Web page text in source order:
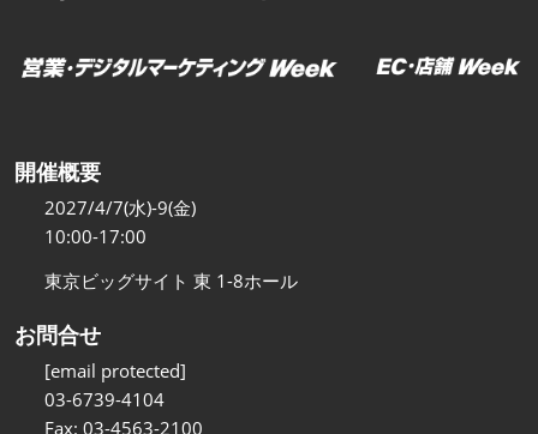
開催概要
2027/4/7(水)-9(金)
10:00-17:00
東京ビッグサイト 東 1-8ホール
お問合せ
[email protected]
03-6739-4104
Fax: 03-4563-2100